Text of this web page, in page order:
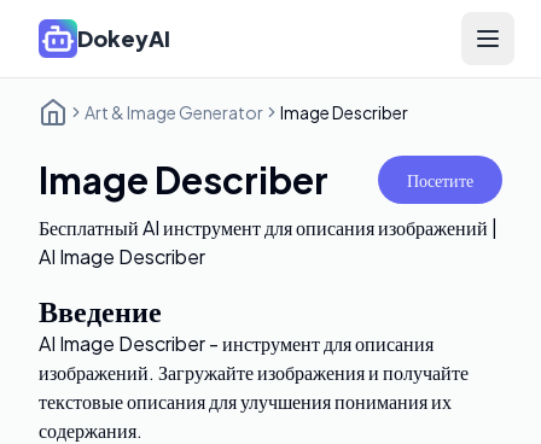
DokeyAI Open
Art & Image Generator Image Describer
Image Describer Посетите
Бесплатный AI инструмент для описания изображений |
AI Image Describer
Введение
AI Image Describer - инструмент для описания
изображений. Загружайте изображения и получайте
текстовые описания для улучшения понимания их
содержания.